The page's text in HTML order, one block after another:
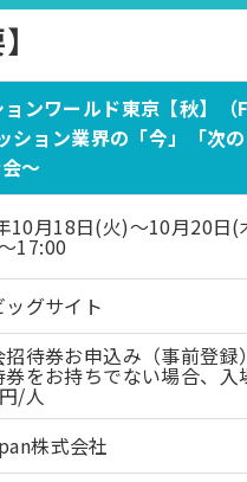
ンワールド東京【秋】（
ョン業界の「今」「次
～
10月18日(火)～10月20日(
17:00
ッグサイト
招待券お申込み（事前登録
をお持ちでない場合、入
/人
株式会社